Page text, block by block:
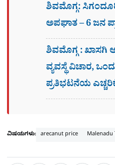
ಶಿವಮೊಗ್ಗ:
ಅಪಘಾತ – 6 ಜನ
ಶಿವಮೊಗ್ಗ : ಖಾಸಗಿ
ವ್ಯವಸ್ಥೆ ವಿಚಾರ,
ಪ್ರತಿಭಟನೆಯ
ವಿಷಯಗಳು: arecanut price Malenadu